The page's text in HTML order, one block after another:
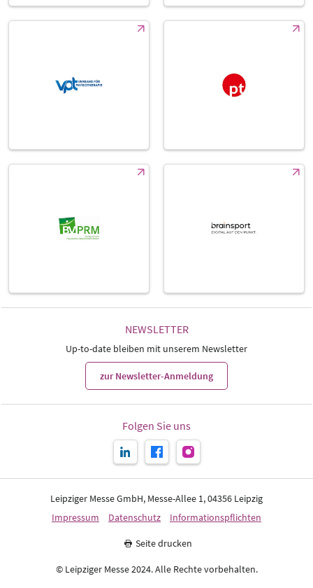
NEWSLETTER
Up-to-date bleiben mit unserem Newsletter
zur Newsletter-Anmeldung
Folgen Sie uns
Leipziger Messe GmbH, Messe-Allee 1, 04356 Leipzig
Impressum
Datenschutz Informationspflichten
Seite drucken
© Leipziger Messe 2024. Alle Rechte vorbehalten.